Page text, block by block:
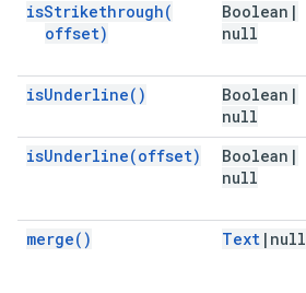
isStrikethrough(
offset)
Boolean |
null
isUnderline( ) Boolean |
null
isUnderline(offset) Boolean |
null
merge( ) Text | null